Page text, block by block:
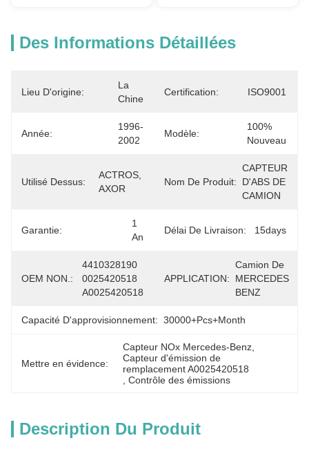
Des Informations Détaillées
Lieu D'origine:
La
Chine
Certification: ISO9001
Année:
1996-
2002
Modèle:
100%
Nouveau
Utilisé Dessus:
ACTROS,
AXOR
Nom De Produit:
CAPTEUR
D'ABS DE
CAMION
Garantie:
1
An
Délai De Livraison: 15days
OEM NON.:
4410328190
0025420518
A0025420518
APPLICATION:
Camion De
MERCEDES
BENZ
Capacité D'approvisionnement: 30000+Pcs+Month
Mettre en évidence:
Capteur NOx Mercedes-Benz
Capteur d'émission de
remplacement A0025420518
, Contrôle des émissions
Description Du Produit